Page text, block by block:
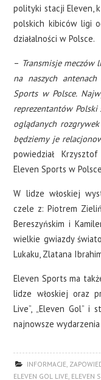
polityki stacji Eleven,
polskich kibiców ligi
działalności w Polsce.
– Transmisje meczów
na naszych
Sports w Polsce.
reprezentantów Polski
oglądanych
będziemy je
powiedział
Eleven Sports w
W lidze włoskiej
czele z: Piotrem
Bereszyńskim i
wielkie gwiazdy
Lukaku, Zlatana
Eleven Sports ma
lidze włoskiej oraz
Live”, „Eleven Gol” i
najnowsze
INFORMACJE,
ELEVEN GOL LIVE, ELEVEN